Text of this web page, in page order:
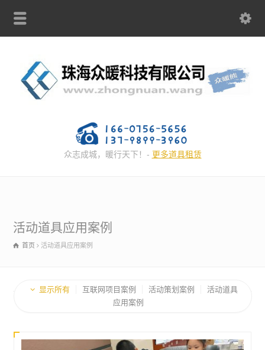
众志成城，暖行天下！- 更多道具租赁
活动道具应用案例
首页 活动道具应用案例
显示所有 互联网项目案例 活动策划案例
活动道具
应用案例